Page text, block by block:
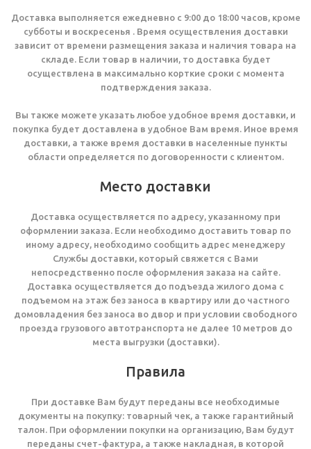
Доставка выполняется ежедневно с 9:00 до 18:00 часов, кроме
субботы и воскресенья . Время осуществления доставки
зависит от времени размещения заказа и наличия товара на
складе. Если товар в наличии, то доставка будет
осуществлена в максимально корткие сроки с момента
подтверждения заказа.
Вы также можете указать любое удобное время доставки, и
покупка будет доставлена в удобное Вам время. Иное время
доставки, а также время доставки в населенные пункты
области определяется по договоренности с клиентом.
Место доставки
Доставка осуществляется по адресу, указанному при
оформлении заказа. Если необходимо доставить товар по
иному адресу, необходимо сообщить адрес менеджеру
Службы доставки, который свяжется с Вами
непосредственно после оформления заказа на сайте.
Доставка осуществляется до подъезда жилого дома с
подъемом на этаж без заноса в квартиру или до частного
домовладения без заноса во двор и при условии свободного
проезда грузового автотранспорта не далее 10 метров до
места выгрузки (доставки).
Правила
При доставке Вам будут переданы все необходимые
документы на покупку: товарный чек, а также гарантийный
талон. При оформлении покупки на организацию, Вам будут
переданы счет-фактура, а также накладная, в которой